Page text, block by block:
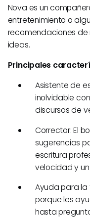
Nova es un
entretenimiento o
recomendaciones de
ideas.
Principales
Asistente de
inolvidable
discursos de
Corrector: El
sugerencias
escritura
velocidad y un
Ayuda para la
porque les
hasta